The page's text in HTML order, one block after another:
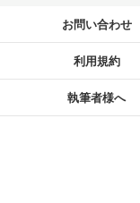
お問い合わせ
利用規約
執筆者様へ